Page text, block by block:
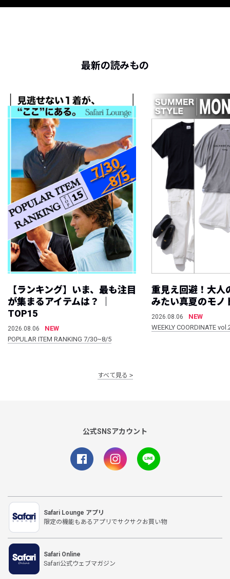
最新の読みもの
【ランキング】いま、最も注目
が集まるアイテムは？ ｜
TOP15
2026.08.06
NEW
POPULAR ITEM RANKING 7/30~8/5
重見え回避！大人
みたい真夏のモノ
2026.08.06
NEW
WEEKLY COORDINATE
すべて見る
公式SNSアカウント
Safari Lounge アプリ
限定の機能もあるアプリでサクサクお買い物
Safari Online
Safari公式ウェブマガジン